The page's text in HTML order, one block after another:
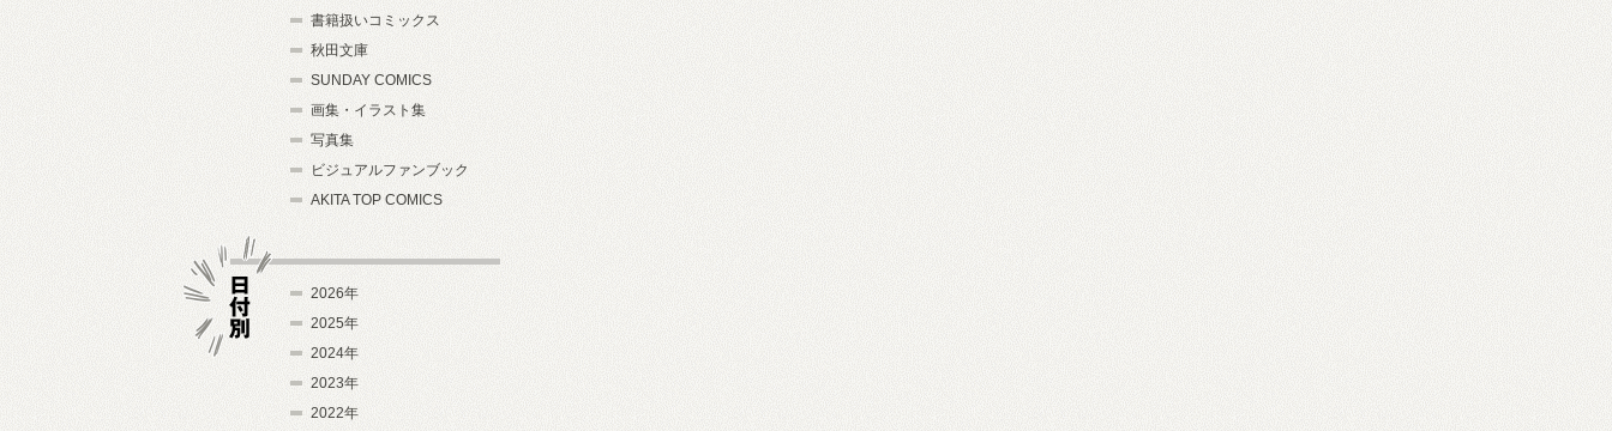
書籍扱いコミックス
秋田文庫
SUNDAY COMICS
画集・イラスト集
写真集
ビジュアルファンブック
AKITA TOP COMICS
2026年
2025年
2024年
2023年
2022年